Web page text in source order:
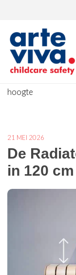
Home»Blog»De
hoogte
21 MEI 2026
De
in 120